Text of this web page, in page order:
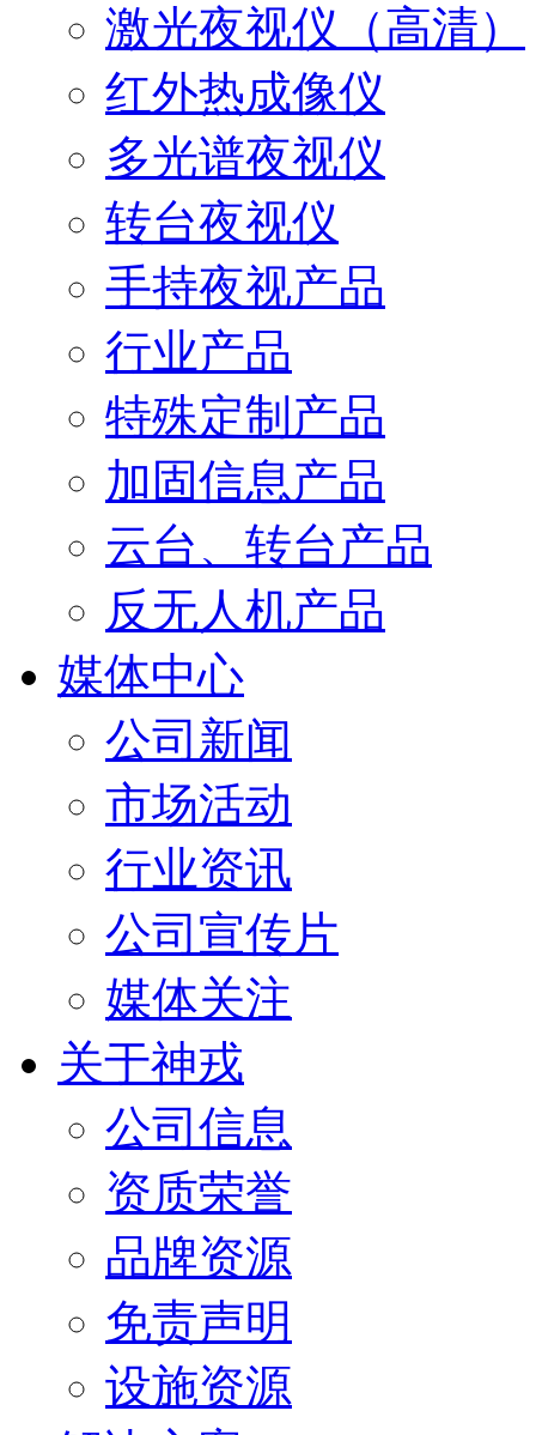
激光夜视仪（高清）
红外热成像仪
多光谱夜视仪
转台夜视仪
手持夜视产品
行业产品
特殊定制产品
加固信息产品
云台、转台产品
反无人机产品
媒体中心
公司新闻
市场活动
行业资讯
公司宣传片
媒体关注
关于神戎
公司信息
资质荣誉
品牌资源
免责声明
设施资源